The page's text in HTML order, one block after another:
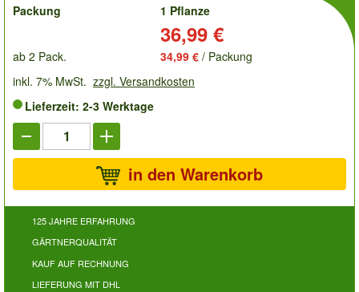
order
Packung
1 Pflanze
36,99 €
ab 2 Pack. 34,99 € / Packung
inkl. 7% MwSt. zzgl. Versandkosten
Lieferzeit: 2-3 Werktage
in den Warenkorb
125 JAHRE ERFAHRUNG
GÄRTNERQUALITÄT
KAUF AUF RECHNUNG
LIEFERUNG MIT DHL